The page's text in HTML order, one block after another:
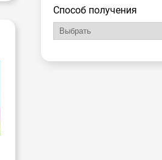
Способ получения